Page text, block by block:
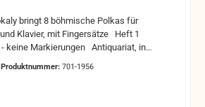
Fingersätze Heft 1
Markierungen Antiquariat, in
Produktnummer: 701-1956